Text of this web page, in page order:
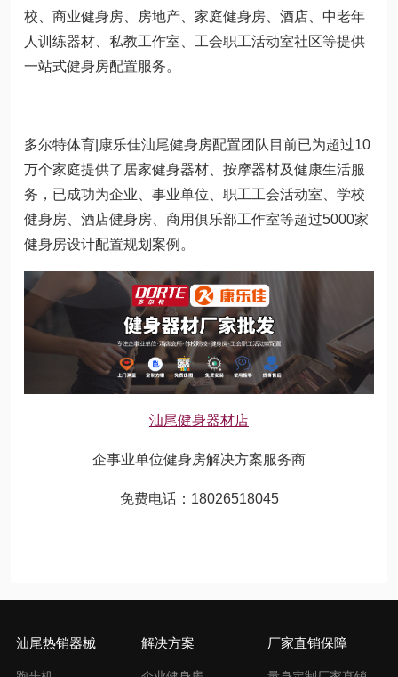
校、商业健身房、房地产、家庭健身房、酒店、中老年
人训练器材、私教工作室、工会职工活动室社区等提供
一站式健身房配置服务。
多尔特体育|康乐佳汕尾健身房配置团队目前已为超过10
万个家庭提供了居家健身器材、按摩器材及健康生活服
务，已成功为企业、事业单位、职工工会活动室、学校
健身房、酒店健身房、商用俱乐部工作室等超过5000家
健身房设计配置规划案例。
汕尾健身器材店
企事业单位健身房解决方案服务商
免费电话：18026518045
汕尾热销器械 解决方案 厂家直销保障